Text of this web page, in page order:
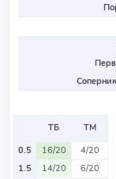
ТБ
ТМ
0.5
16/20
4/20
1.5
14/20
6/20